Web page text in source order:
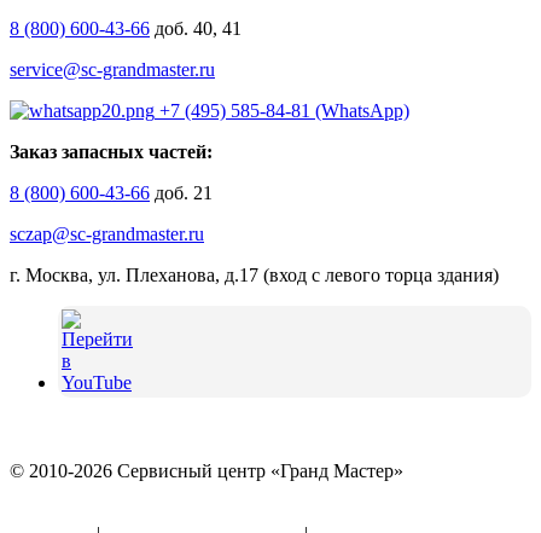
8 (800) 600-43-66 доб. 40, 41
service@sc-grandmaster.ru
+7 (495) 585-84-81 (WhatsApp)
Заказ запасных частей:
8 (800) 600-43-66 доб. 21
sczap@sc-grandmaster.ru
г. Москва, ул. Плеханова, д.17 (вход с левого торца здания)
© 2010-2026 Сервисный центр «Гранд Мастер»